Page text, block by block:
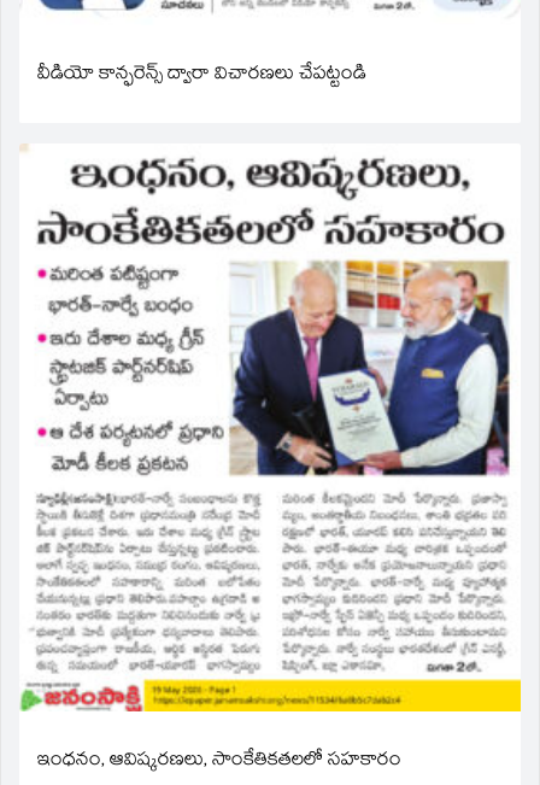
వీడియో కాన్ఫరెన్స్ ద్వారా విచారణలు చేపట్టండి
ఇంధనం, ఆవిష్కరణలు, సాంకేతికతలలో సహకారం